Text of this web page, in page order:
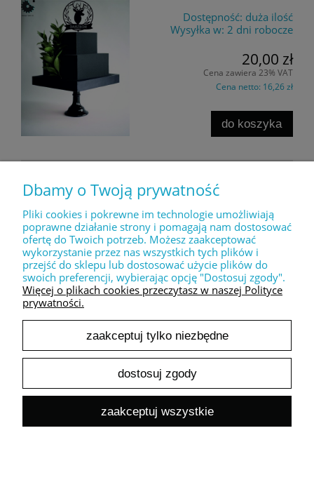
Dostępność: duża ilość
Wysyłka w: 2 dni robocze
20,00 zł
Cena zawiera 23% VAT
Cena netto: 16,26 zł
do koszyka
Topper na tort - HAPPY
Birthday + imię wersja z
balonami
Dostępność: duża ilość
Wysyłka w: 2 dni robocze
20,00 zł
do koszyka
Topper na tort Aloha +
DOWOLNA cyfra
Dbamy o Twoją prywatność
Pliki cookies i pokrewne im technologie umożliwiają
poprawne działanie strony i pomagają nam dostosować
ofertę do Twoich potrzeb. Możesz zaakceptować
wykorzystanie przez nas wszystkich tych plików i
przejść do sklepu lub dostosować użycie plików do
swoich preferencji, wybierając opcję "Dostosuj zgody".
Więcej o plikach cookies przeczytasz w naszej Polityce
prywatności.
zaakceptuj tylko niezbędne
dostosuj zgody
zaakceptuj wszystkie